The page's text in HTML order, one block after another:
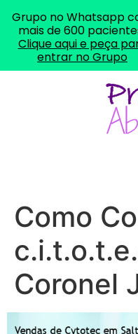
Como
Coronel
Grupo no Whatsapp
mais de 600
Clique aqui e peça
entrar no Grupo
...
"só
22/
Eu
áreas
22/
Helly
em